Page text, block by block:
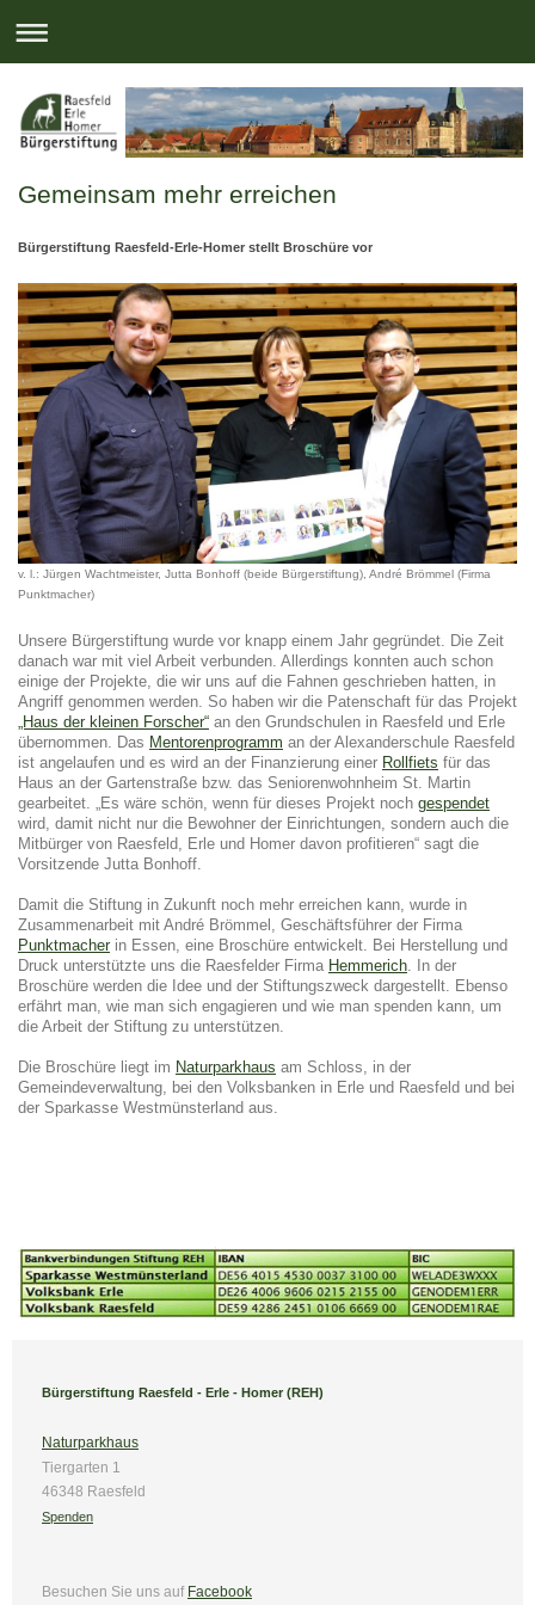
Gemeinsam mehr erreichen
Bürgerstiftung Raesfeld-Erle-Homer stellt Broschüre vor
v. l.: Jürgen Wachtmeister, Jutta Bonhoff (beide Bürgerstiftung), André Brömmel (Firma
Punktmacher)
Unsere Bürgerstiftung wurde vor knapp einem Jahr gegründet. Die Zeit
danach war mit viel Arbeit verbunden. Allerdings konnten auch schon
einige der Projekte, die wir uns auf die Fahnen geschrieben hatten, in
Angriff genommen werden. So haben wir die Patenschaft für das Projekt
„Haus der kleinen Forscher“ an den Grundschulen in Raesfeld und Erle
übernommen. Das Mentorenprogramm an der Alexanderschule Raesfeld
ist angelaufen und es wird an der Finanzierung einer Rollfiets für das
Haus an der Gartenstraße bzw. das Seniorenwohnheim St. Martin
gearbeitet. „Es wäre schön, wenn für dieses Projekt noch gespendet
wird, damit nicht nur die Bewohner der Einrichtungen, sondern auch die
Mitbürger von Raesfeld, Erle und Homer davon profitieren“ sagt die
Vorsitzende Jutta Bonhoff.
Damit die Stiftung in Zukunft noch mehr erreichen kann, wurde in
Zusammenarbeit mit André Brömmel, Geschäftsführer der Firma
Punktmacher in Essen, eine Broschüre entwickelt. Bei Herstellung und
Druck unterstützte uns die Raesfelder Firma Hemmerich . In der
Broschüre werden die Idee und der Stiftungszweck dargestellt. Ebenso
erfährt man, wie man sich engagieren und wie man spenden kann, um
die Arbeit der Stiftung zu unterstützen.
Die Broschüre liegt im Naturparkhaus am Schloss, in der
Gemeindeverwaltung, bei den Volksbanken in Erle und Raesfeld und bei
der Sparkasse Westmünsterland aus.
Bürgerstiftung Raesfeld - Erle - Homer (REH)
Naturparkhaus
Tiergarten 1
46348 Raesfeld
Spenden
Besuchen Sie uns auf Facebook